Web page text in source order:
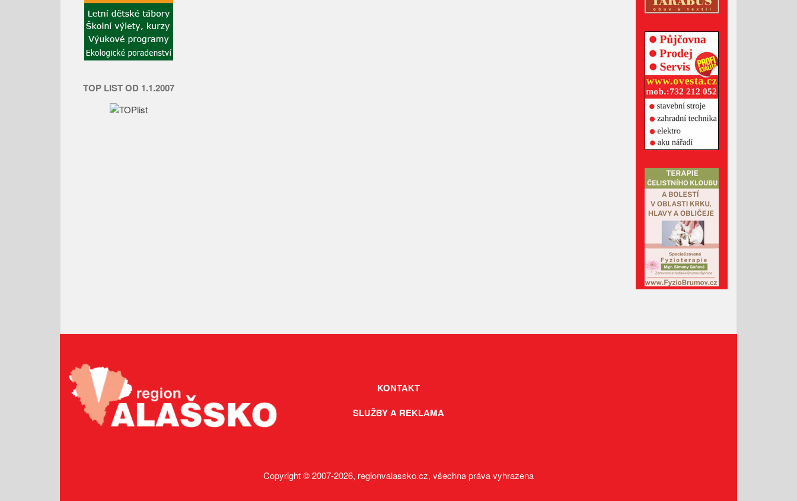
Únor 2022
Prosinec 2021
Listopad 2021
Říjen 2021
Září 2021
Srpen 2021
Červenec 2021
Červen 2021
Květen 2021
Duben 2021
Březen 2021
Únor 2021
Leden 2021
Prosinec 2020
Listopad 2020
Říjen 2020
TOP LIST OD 1.1.2007
KONTAKT
SLUŽBY A REKLAMA
Copyright © 2007-2026, regionvalassko.cz, všechna práva vyhrazena